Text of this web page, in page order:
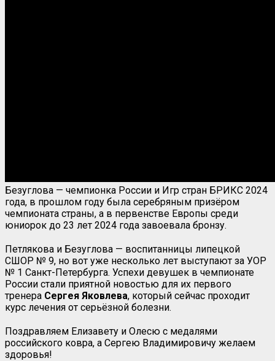
Безуглова — чемпионка России и Игр стран БРИКС 2024
года, в прошлом году была серебряным призёром
чемпионата страны, а в первенстве Европы среди
юниорок до 23 лет 2024 года завоевала бронзу.
Петлякова и Безуглова — воспитанницы липецкой
СШОР № 9, но вот уже несколько лет выступают за УОР
№ 1 Санкт-Петербурга. Успехи девушек в чемпионате
России стали приятной новостью для их первого
тренера Сергея Яковлева, который сейчас проходит
курс лечения от серьёзной болезни.
Поздравляем Елизавету и Олесю с медалями
российского ковра, а Сергею Владимировичу желаем
здоровья!